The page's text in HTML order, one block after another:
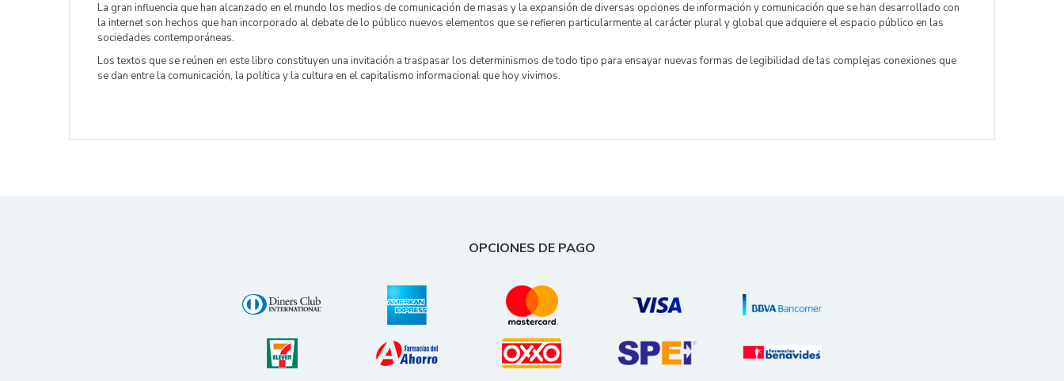
La gran influencia que han alcanzado en el mundo los medios de comunicación de masas y la expansión de diversas opciones de información y comunicación que se han desarrollado con
la internet son hechos que han incorporado al debate de lo público nuevos elementos que se refieren particularmente al carácter plural y global que adquiere el espacio público en las
sociedades contemporáneas.
Los textos que se reúnen en este libro constituyen una invitación a traspasar los determinismos de todo tipo para ensayar nuevas formas de legibilidad de las complejas conexiones que
se dan entre la comunicación, la política y la cultura en el capitalismo informacional que hoy vivimos.
OPCIONES DE PAGO